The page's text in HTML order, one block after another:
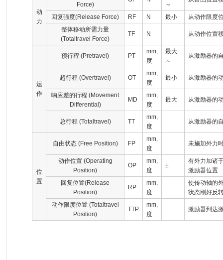
动
力
Force)
～
回复强度(Release Force) RF N 最小
从动作限度
整体移动所需力量
(Totaltravel Force)
TF N 从动作位置
运
作
预行程 (Pretravel) PT
mm,
度
最大
～
从激励器的
超行程 (Overtravel) OT
mm,
度
最小 从激励器的
响应差的行程 (Movement
Differential)
MD
mm,
度
最大 从激励器的
总行程 (Totaltravel) TT
mm,
度
从激励器的
位
置
自由状态 (Free Position) FP
mm,
度
未施加外力
动作位置 (Operating
Position)
OP
mm,
度
±
有外力加诸
激励器位置
回复位置(Release
Position)
RP
mm,
度
使传动轴的
状态刚好反
动作限度位置 (Totaltravel
Position)
TTP
mm,
度
激励器到达